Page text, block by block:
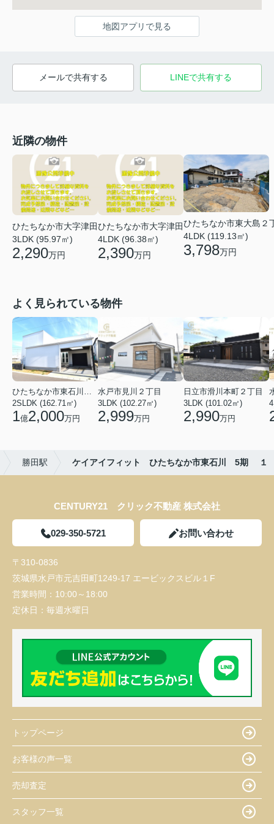
地図アプリで見る
メールで共有する LINEで共有する
近隣の物件
ひたちなか市大字津田
3LDK (95.97㎡)
2,290万円
ひたちなか市大字津田
4LDK (96.38㎡)
2,390万円
ひたちなか市東大島２
4LDK (119.13㎡)
3,798万円
よく見られている物件
2SLDK (162.71㎡)
1億2,000万円
水戸市見川２丁目
3LDK (102.27㎡)
2,999万円
日立市滑川本町２丁目
3LDK (101.02㎡)
2,990万円
勝田駅 ケイアイフィット ひたちなか市東石川 5期 １
CENTURY21 クリック不動産 株式会社
029-350-5721 お問い合わせ
〒310-0836
茨城県水戸市元吉田町1249-17 エービックスビル１F
営業時間： 10:00～18:00
定休日： 毎週水曜日
トップページ
お客様の声一覧
売却査定
スタッフ一覧